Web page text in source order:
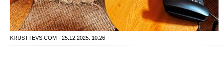
KRUSTTEVS.COM · 25.12.2025. 10:26